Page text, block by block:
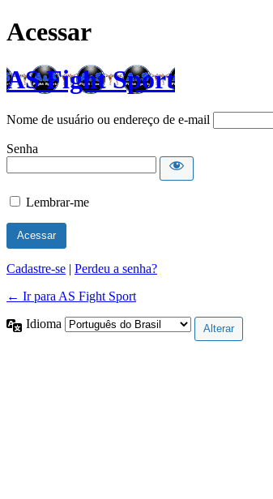
Acessar
AS Fight Sport
Nome de usuário ou endereço de e-mail
Senha
Lembrar-me
Cadastre-se | Perdeu a senha?
← Ir para AS Fight Sport
Idioma